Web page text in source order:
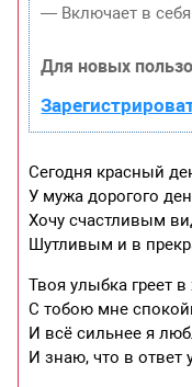
— Включает в
Для новых
Сегодня красный
У мужа дорогого
Хочу счастливым
Шутливым и в
Твоя улыбка греет в
С тобою мне
И всё сильнее я
И знаю, что в ответ